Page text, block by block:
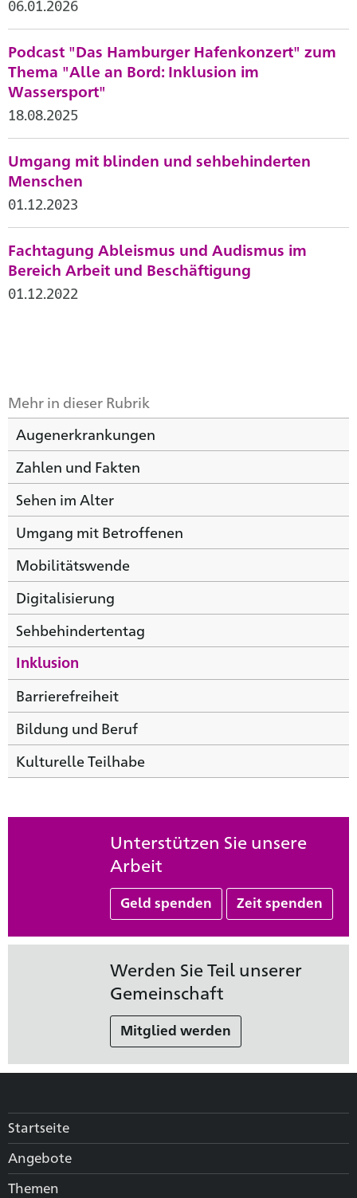
06.01.2026
Podcast "Das Hamburger Hafenkonzert" zum
Thema "Alle an Bord: Inklusion im
Wassersport"
18.08.2025
Umgang mit blinden und sehbehinderten
Menschen
01.12.2023
Fachtagung Ableismus und Audismus im
Bereich Arbeit und Beschäftigung
01.12.2022
Mehr in dieser Rubrik
Augenerkrankungen
Zahlen und Fakten
Sehen im Alter
Umgang mit Betroffenen
Mobilitätswende
Digitalisierung
Sehbehindertentag
Inklusion
Barrierefreiheit
Bildung und Beruf
Kulturelle Teilhabe
Unterstützen Sie unsere
Arbeit
Geld spenden Zeit spenden
Werden Sie Teil unserer
Gemeinschaft
Mitglied werden
Startseite
Angebote
Themen